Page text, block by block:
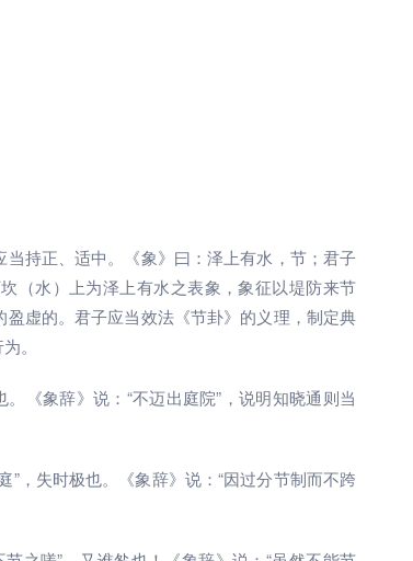
持正、适中。《象》曰：泽上有水，节；君子
（水）上为泽上有水之表象，象征以堤防来节
虚的。君子应当效法《节卦》的义理，制定典
。
《象辞》说：“不迈出庭院”，说明知晓通则当
，失时极也。《象辞》说：“因过分节制而不跨